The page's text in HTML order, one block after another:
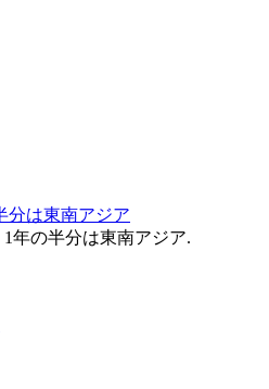
分は東南アジア
年の半分は東南アジア.